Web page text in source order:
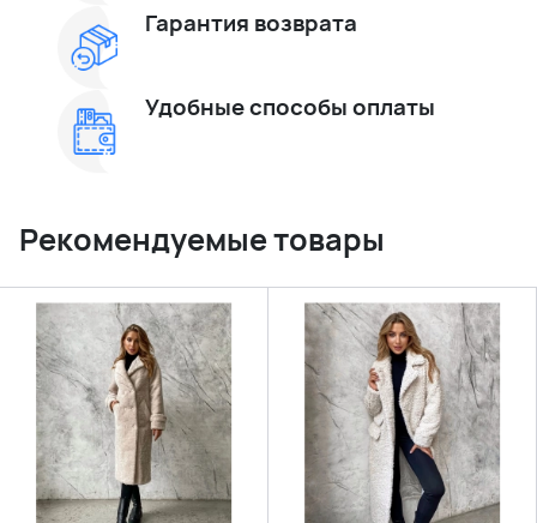
Гарантия возврата
Удобные способы оплаты
Рекомендуемые товары